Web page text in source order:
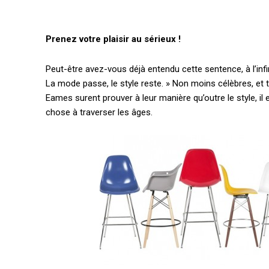
Prenez votre plaisir au sérieux !
Peut-être avez-vous déjà entendu cette sentence, à
La mode passe, le style reste. » Non moins célèbres,
Eames surent prouver à leur manière qu’outre le style,
chose à traverser les âges.